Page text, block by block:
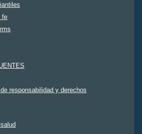
fe
responsabilidad y derechos